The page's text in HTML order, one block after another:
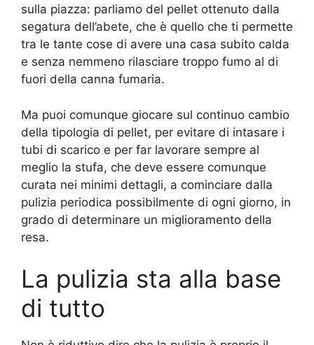
sulla piazza: parliamo del pellet ottenuto dalla
segatura dell’abete, che è quello che ti permette
tra le tante cose di avere una casa subito calda
e senza nemmeno rilasciare troppo fumo al di
fuori della canna fumaria.
Ma puoi comunque giocare sul continuo cambio
della tipologia di pellet, per evitare di intasare i
tubi di scarico e per far lavorare sempre al
meglio la stufa, che deve essere comunque
curata nei minimi dettagli, a cominciare dalla
pulizia periodica possibilmente di ogni giorno, in
grado di determinare un miglioramento della
resa.
La pulizia sta alla base
di tutto